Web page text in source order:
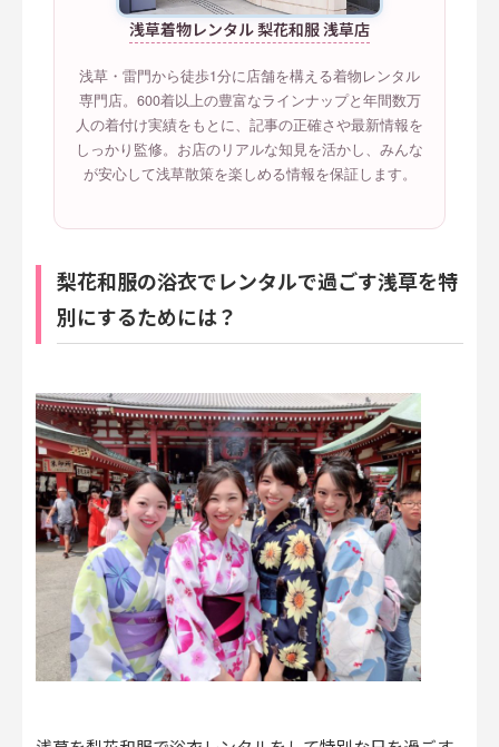
浅草着物レンタル 梨花和服 浅草店
浅草・雷門から徒歩1分に店舗を構える着物レンタル
専門店。600着以上の豊富なラインナップと年間数万
人の着付け実績をもとに、記事の正確さや最新情報を
しっかり監修。お店のリアルな知見を活かし、みんな
が安心して浅草散策を楽しめる情報を保証します。
梨花和服の浴衣でレンタルで過ごす浅草を特
別にするためには？